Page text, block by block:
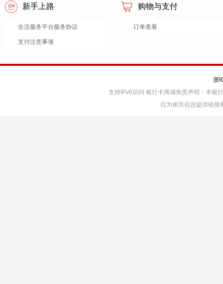
新手上路
生活服务平台服务协议
支付注意事项
购物与支付
订单查看
浙
支持IPv6访问 银行卡商城免责声明：本银
仅为相关信息提供链接